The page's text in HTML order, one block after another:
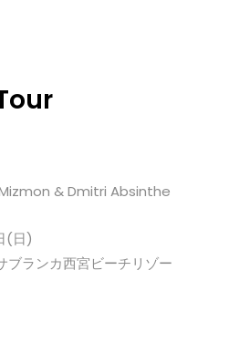
& Dmitri Absinthe
(日)
ブランカ西宮ビーチリゾー